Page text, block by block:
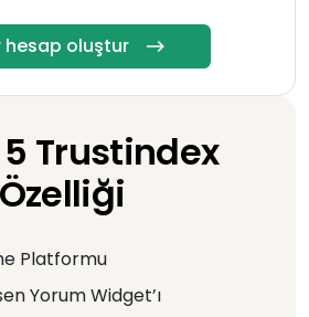
hesap oluştur
5 Trustindex
Özelliği
Platformu
Yorum Widget’ı